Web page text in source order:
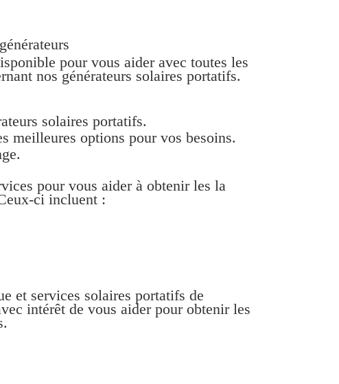
pour vous aider avec toutes les
nos générateurs solaires portatifs.
solaires portatifs.
meilleures options pour vos besoins.
pour vous aider à obtenir les la
ci incluent :
et services solaires portatifs de
intérêt de vous aider pour obtenir les